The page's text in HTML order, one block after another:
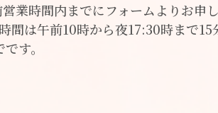
業時間内までにフォームよりお申し
間は午前10時から夜17:30時まで15
す。